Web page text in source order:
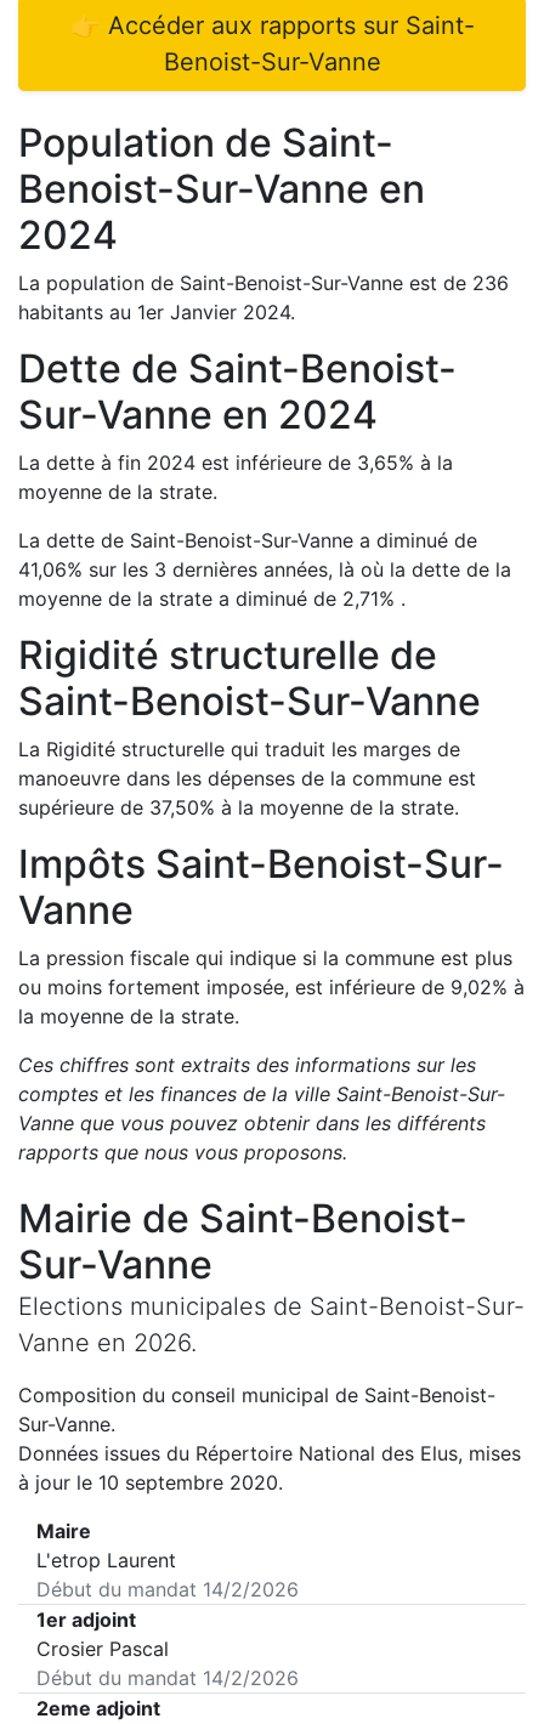
👉 Accéder aux rapports sur Saint-
Benoist-Sur-Vanne
Population de Saint-
Benoist-Sur-Vanne en
2024
La population de Saint-Benoist-Sur-Vanne est de 236
habitants au 1er Janvier 2024.
Dette de Saint-Benoist-
Sur-Vanne en 2024
La dette à fin 2024 est inférieure de 3,65% à la
moyenne de la strate.
La dette de Saint-Benoist-Sur-Vanne a diminué de
41,06% sur les 3 dernières années, là où la dette de la
moyenne de la strate a diminué de 2,71% .
Rigidité structurelle de
Saint-Benoist-Sur-Vanne
La Rigidité structurelle qui traduit les marges de
manoeuvre dans les dépenses de la commune est
supérieure de 37,50% à la moyenne de la strate.
Impôts Saint-Benoist-Sur-
Vanne
La pression fiscale qui indique si la commune est plus
ou moins fortement imposée, est inférieure de 9,02% à
la moyenne de la strate.
Ces chiffres sont extraits des informations sur les
comptes et les finances de la ville Saint-Benoist-Sur-
Vanne que vous pouvez obtenir dans les différents
rapports que nous vous proposons.
Mairie de Saint-Benoist-
Sur-Vanne
Elections municipales de Saint-Benoist-Sur-
Vanne en 2026.
Composition du conseil municipal de Saint-Benoist-
Sur-Vanne.
Données issues du Répertoire National des Elus, mises
à jour le 10 septembre 2020.
Maire
L'etrop Laurent
Début du mandat 14/2/2026
1er adjoint
Crosier Pascal
Début du mandat 14/2/2026
2eme adjoint